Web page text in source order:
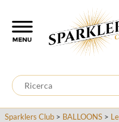
Sparklers Club > BALLOONS >